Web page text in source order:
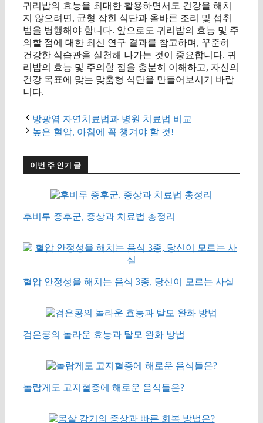
귀리밥의 효능을 최대한 활용하면서도 건강을 해치
지 않으려면, 균형 잡힌 식단과 올바른 조리 및 섭취
법을 병행해야 합니다. 앞으로도 귀리밥의 효능 및 주
의할 점에 대한 최신 연구 결과를 참고하며, 꾸준히
건강한 식습관을 실천해 나가는 것이 중요합니다. 귀
리밥의 효능 및 주의할 점을 충분히 이해하고, 자신의
건강 목표에 맞는 맞춤형 식단을 만들어보시기 바랍
니다.
방광염 자연치료법과 병원 치료법 비교
높은 혈압, 아침에 꼭 챙겨야 할 것!
이번 주 인기 글
후비루 증후군, 증상과 치료법 총정리
혈압 안정성을 해치는 음식 3종, 당신이 모르는 사실
검은콩의 놀라운 효능과 탈모 완화 방법
놀랍게도 고지혈증에 해로운 음식들은?